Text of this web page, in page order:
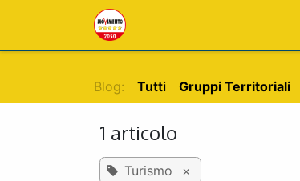
PASSA AL CONTENUTO
Blog: Tutti Gruppi Territoriali
1 articolo
Turismo ×